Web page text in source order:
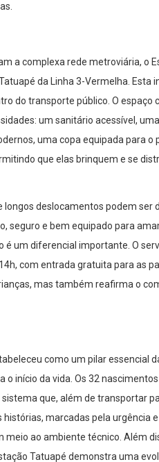
a complexa rede metroviária, o
da Linha 3-Vermelha. Esta
do transporte público. O espaço
um sanitário acessível,
uma copa equipada para o
que elas brinquem e se
deslocamentos podem ser
seguro e bem equipado para
um diferencial importante. O
com entrada gratuita para as
mas também reafirma o
como um pilar essencial
início da vida. Os 32
que, além de transportar
marcadas pela urgência
ao ambiente técnico. Além
Tatuapé demonstra uma